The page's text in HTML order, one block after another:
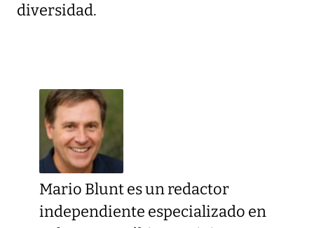
diversidad.
Mario Blunt es un redactor
independiente especializado en